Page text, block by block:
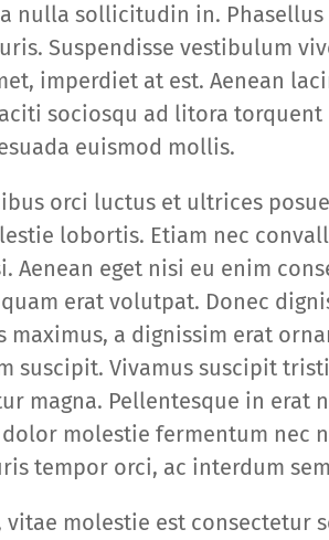
nulla sollicitudin in.
Suspendisse vestibulum
imperdiet at est. Aenean
sociosqu ad litora
euismod mollis.
orci luctus et ultrices
lobortis. Etiam nec
eget nisi eu enim
erat volutpat. Donec
maximus, a dignissim erat
suscipit. Vivamus suscipit
magna. Pellentesque in erat
molestie fermentum nec
tempor orci, ac interdum
molestie est consectetur